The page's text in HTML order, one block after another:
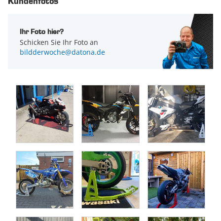
im Set oder einzelne Vorder- und Hinterradständer sind in
den Farben:Kawasaki-Grün, Suzuki-Gelbund
Schwarz, im Datona-Webshop erhältlich.
Ihr Foto hier?
Schicken Sie Ihr Foto an
bildderwoche@datona.de